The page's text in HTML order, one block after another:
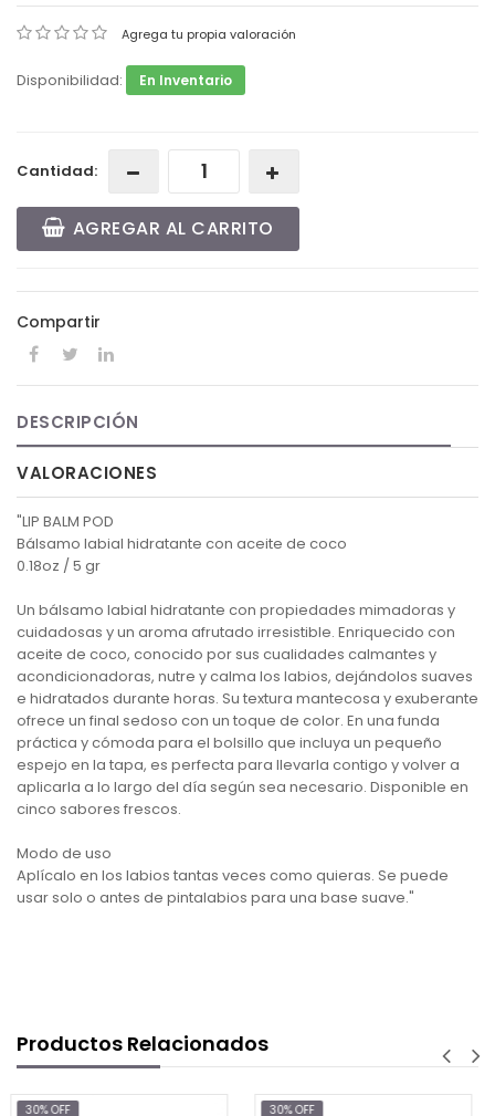
Agrega tu propia valoración
Disponibilidad: En Inventario
Cantidad:
AGREGAR AL CARRITO
Compartir
DESCRIPCIÓN
VALORACIONES
"LIP BALM POD
Bálsamo labial hidratante con aceite de coco
0.18oz / 5 gr
Un bálsamo labial hidratante con propiedades mimadoras y
cuidadosas y un aroma afrutado irresistible. Enriquecido con
aceite de coco, conocido por sus cualidades calmantes y
acondicionadoras, nutre y calma los labios, dejándolos suaves
e hidratados durante horas. Su textura mantecosa y exuberante
ofrece un final sedoso con un toque de color. En una funda
práctica y cómoda para el bolsillo que incluya un pequeño
espejo en la tapa, es perfecta para llevarla contigo y volver a
aplicarla a lo largo del día según sea necesario. Disponible en
cinco sabores frescos.
Modo de uso
Aplícalo en los labios tantas veces como quieras. Se puede
usar solo o antes de pintalabios para una base suave."
Productos Relacionados